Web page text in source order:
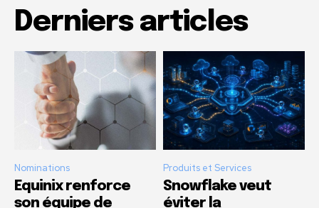
Derniers articles
Nominations
Equinix renforce
son équipe de
Produits et Services
Snowflake veut
éviter la